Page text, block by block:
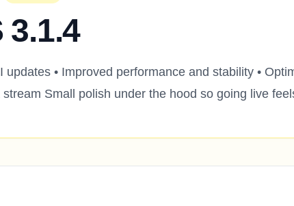
3.1.4
updates • Improved performance and stability •
Small polish under the hood so going live